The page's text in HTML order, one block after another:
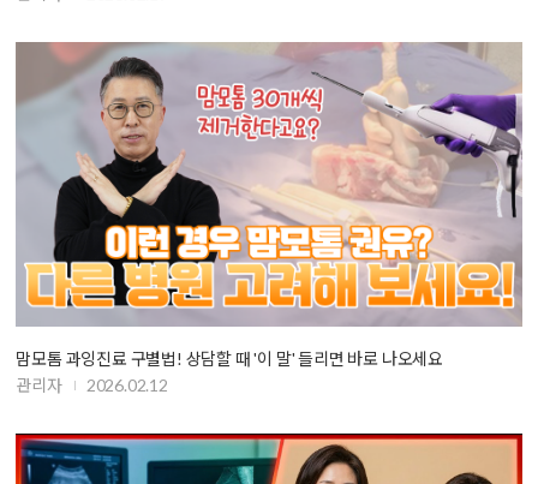
맘모톰 과잉진료 구별법! 상담할 때 '이 말' 들리면 바로 나오세요
관리자
2026.02.12